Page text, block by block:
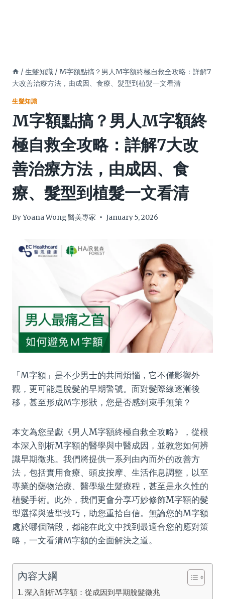
/ 生髮知識 / M字額點搞？男人M字額終極自救全攻略：詳解7
大改善治療方法，由成因、食療、髮型到植髮一文看清
生髮知識
M字額點搞？男人M字額終
極自救全攻略：詳解7大改
善治療方法，由成因、食
療、髮型到植髮一文看清
ByYoana Wong 醫美專家 January 5, 2026
「M字額」是不少男士的共同煩惱，它不僅影響外
觀，更可能是脫髮的早期警號。面對髮際線逐漸後
移，甚至形成M字形狀，您是否感到束手無策？
本文為您呈獻《男人M字額終極自救全攻略》，從根
本深入剖析M字額的醫學與中醫成因，並教您如何辨
識早期徵兆。我們將提供一系列由內而外的改善方
法，包括實用食療、頭皮按摩、生活作息調整，以至
專業的藥物治療、醫學級生髮療程，甚至是永久性的
植髮手術。此外，我們更會分享巧妙修飾M字額的髮
型選擇與造型技巧，助您重拾自信。無論您的M字額
處於哪個階段，都能在此文中找到最適合您的應對策
略，一文看清M字額的全面解決之道。
內容大綱
深入剖析M字額：從成因到早期脫髮徵兆